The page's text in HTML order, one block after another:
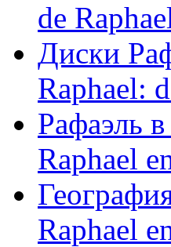
de
Диски
Raphael:
Рафаэль
Raphael
Raphael